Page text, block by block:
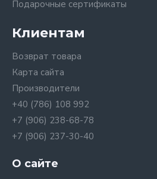
Подарочные сертификаты
Клиентам
Возврат товара
Карта сайта
Производители
+40 (786) 108 992
+7 (906) 238-68-78
+7 (906) 237-30-40
О сайте